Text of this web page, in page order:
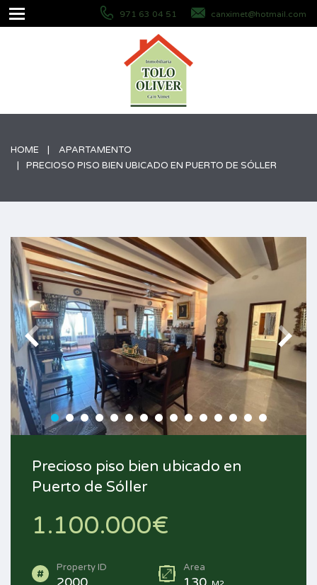
971 63 04 51 canximet@hotmail.com
HOME
APARTAMENTO
PRECIOSO PISO BIEN UBICADO EN PUERTO DE SÓLLER
Precioso piso bien ubicado en
Puerto de Sóller
1.100.000€
Property ID Area